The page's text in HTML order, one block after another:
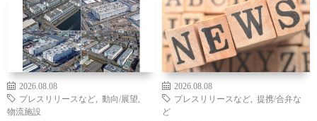
2026.08.08
プレスリリースなど
動向/展望
物流施設
2026.08.08
プレスリリースなど
提携/合弁な
ど